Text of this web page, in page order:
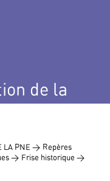
de la
LA PNE > Repères
> Frise historique >